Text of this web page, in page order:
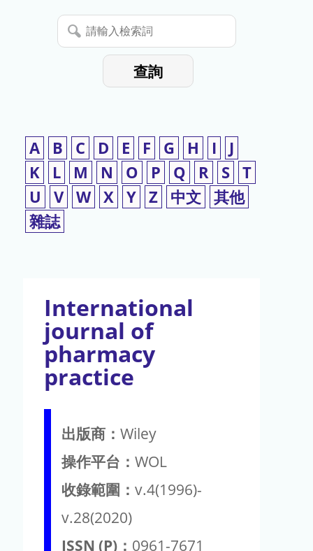
暫
停
請
輸
查詢
A B C D E F G H I
J
K
L M N O P Q R S T
U
V W X Y Z 中文 其他
雜誌
International
journal of
pharmacy
practice
出版商： Wiley
操作平台： WOL
收錄範圍： v.4(1996)-
v.28(2020)
ISSN (P)： 0961-7671